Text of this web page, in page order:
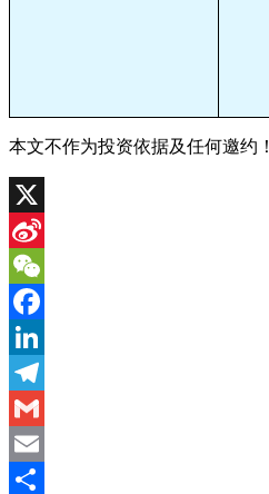
本文不作为投资依据及任何邀约！
X
Sina
Weibo
WeChat
Facebook
LinkedIn
Telegram
Gmail
Email